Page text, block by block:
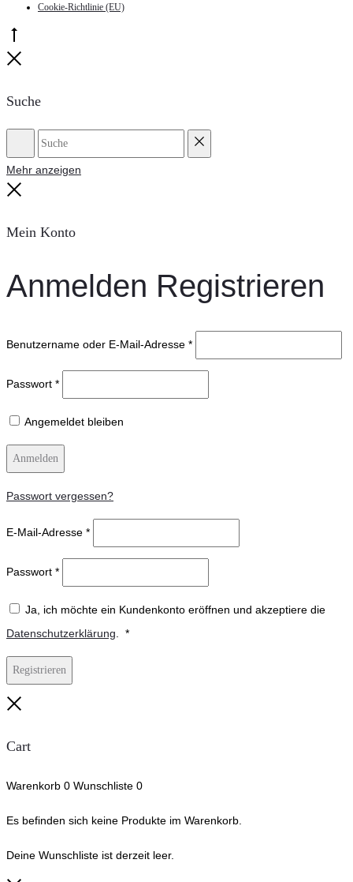
Cookie-Richtlinie (EU)
Suche
Suche
Mehr anzeigen
Mein Konto
Anmelden Registrieren
Benutzername oder E-Mail-Adresse *
Passwort *
Angemeldet bleiben
Anmelden
Passwort vergessen?
E-Mail-Adresse *
Passwort *
Ja, ich möchte ein Kundenkonto eröffnen und akzeptiere die
Datenschutzerklärung
*Erforderlich
Registrieren
Cart
Warenkorb 0 Wunschliste 0
Es befinden sich keine Produkte im Warenkorb.
Deine Wunschliste ist derzeit leer.